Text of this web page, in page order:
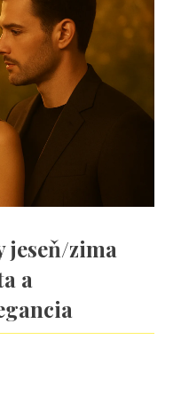
jeseň/zima
a